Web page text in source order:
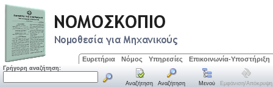
Ευρετήρια Νόμος Υπηρεσίες Επικοινωνία-Υποστήριξη
Γρήγορη αναζήτηση:
Αναζήτηση Αναζήτηση Μενού Εμφάνιση/απόκρυψη